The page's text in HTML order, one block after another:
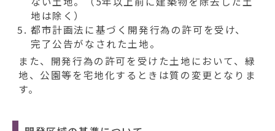
地は除く）
都市計画法に基づく開発行為の許可を受け、
完了公告がなされた土地。
また、開発行為の許可を受けた土地において、緑
地、公園等を宅地化するときは質の変更となりま
す。